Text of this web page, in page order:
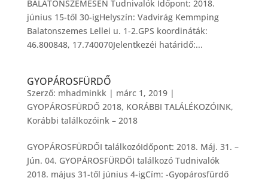
BALATONSZEMESEN Tudnivalók Időpont: 2018.
június 15-től 30-igHelyszín: Vadvirág Kemmping
Balatonszemes Lellei u. 1-2.GPS koordináták:
46.800848, 17.740070Jelentkezéi határidő:...
GYOPÁROSFÜRDŐ
Szerző: mhadminkk| márc 1, 2019|
GYOPÁROSFÜRDŐ 2018, KORÁBBI TALÁLÉKOZÓINK,
Korábbi találkozóink – 2018
GYOPÁROSFÜRDŐI találkozóIdőpont: 2018. Máj. 31. –
Jún. 04. GYOPÁROSFÜRDŐI találkozó Tudnivalók
2018. május 31-től június 4-igCím: -Gyopárosfürdő